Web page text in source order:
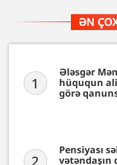
ƏN
1
Ələsgər
hüququn
görə
2
Pensiyası
vətəndaşın